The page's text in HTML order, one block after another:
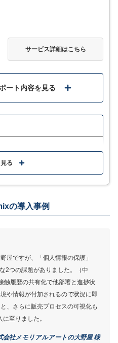
サービス詳細はこちら
ート内容を見る
載し見込み顧客の獲得から
が自動反映される段違いの
…
れるまで時間がかかる
る
の導入事例
屋ですが、「個人情報の保護」
2つの課題がありました。（中
触履歴の共有化で他部署と進捗状
や情報が付加されるので状況に即
、さらに販売プロセスの可視化も
至りました。
会社メモリアルアートの大野屋 様